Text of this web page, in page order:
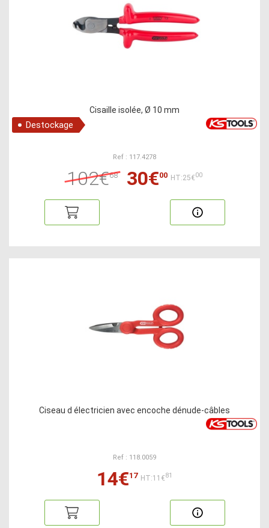
Cisaille isolée, Ø 10 mm
Destockage
Ref : 117.4278
102€68 30€00 HT:25€00
Ciseau d électricien avec encoche dénude-câbles
Ref : 118.0059
14€17 HT:11€81